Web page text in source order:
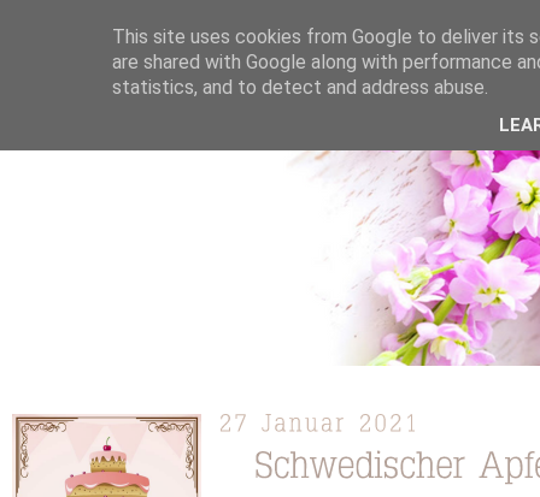
ÜBER MICH KOOPERATION TORTEN / KUCHEN /
This site uses cookies from Google to deliver its
are shared with Google along with performance
statistics, and to detect and address abuse.